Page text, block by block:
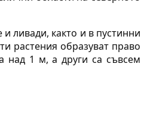
ливади, както и в пустинни
растения образуват право
над 1 м, а други са съвсем